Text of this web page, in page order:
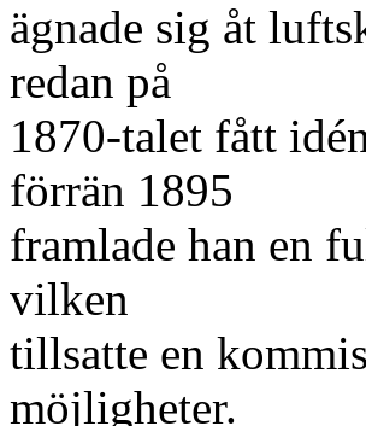
ägnade sig åt
redan på
1870-talet fått
förrän 1895
framlade han en
vilken
tillsatte en
möjligheter.